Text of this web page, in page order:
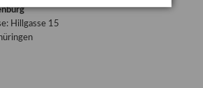
Hillgasse 15